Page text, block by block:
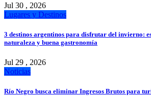
Jul 30 , 2026
Lugares y Destinos
3 destinos argentinos para disfrutar del invierno:
naturaleza y buena gastronomía
Jul 29 , 2026
Noticias
Río Negro busca eliminar Ingresos Brutos para